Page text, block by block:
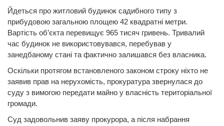
Йдеться про житловий будинок садибного типу з
прибудовою загальною площею 42 квадратні метри.
Вартість об’єкта перевищує 965 тисяч гривень. Тривалий
час будинок не використовувався, перебував у
занедбаному стані та фактично залишався без власника.
Оскільки протягом встановленого законом строку ніхто не
заявив прав на нерухомість, прокуратура звернулася до
суду з вимогою передати майно у власність територіальної
громади.
Суд задовольнив заяву прокурора, а після набрання